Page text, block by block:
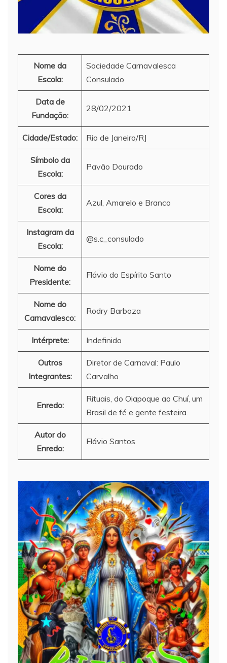
Nome da
Escola:
Sociedade Carnavalesca
Consulado
Data de
Fundação:
28/02/2021
Cidade/Estado: Rio de Janeiro/RJ
Símbolo da
Escola:
Pavão Dourado
Cores da
Escola:
Azul, Amarelo e Branco
Instagram da
Escola:
@s.c_consulado
Nome do
Presidente:
Flávio do Espírito Santo
Nome do
Carnavalesco:
Rodry Barboza
Intérprete: Indefinido
Outros
Integrantes:
Diretor de Carnaval: Paulo
Carvalho
Enredo:
Rituais, do Oiapoque ao Chuí, um
Brasil de fé e gente festeira.
Autor do
Enredo:
Flávio Santos